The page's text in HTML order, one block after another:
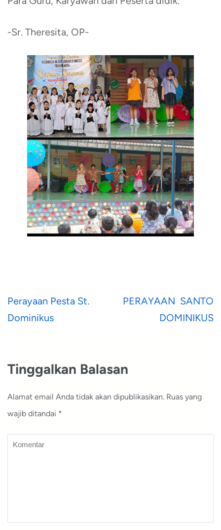
-Sr. Theresita, OP-
Navigasi
pos
Perayaan Pesta St.
Dominikus
PERAYAAN SANTO
DOMINIKUS
Tinggalkan Balasan
Alamat email Anda tidak akan dipublikasikan. Ruas yang
wajib ditandai *
Komentar